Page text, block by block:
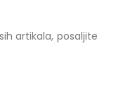
artikala, posaljite